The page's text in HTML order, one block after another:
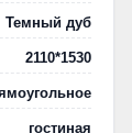
Темный дуб
2110*1530
гостиная